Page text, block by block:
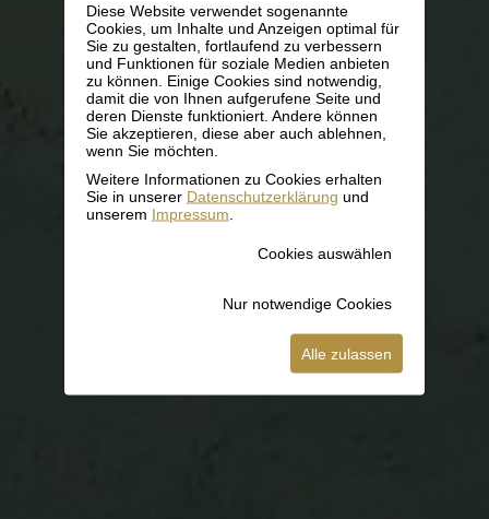
Diese Website verwendet sogenannte
Cookies, um Inhalte und Anzeigen optimal für
Sie zu gestalten, fortlaufend zu verbessern
und Funktionen für soziale Medien anbieten
zu können. Einige Cookies sind notwendig,
damit die von Ihnen aufgerufene Seite und
deren Dienste funktioniert. Andere können
Sie akzeptieren, diese aber auch ablehnen,
wenn Sie möchten.
Weitere Informationen zu Cookies erhalten
Sie in unserer Datenschutzerklärung und
unserem Impressum
Cookies auswählen
Nur notwendige Cookies
Alle zulassen